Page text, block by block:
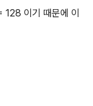
이기 때문에 이